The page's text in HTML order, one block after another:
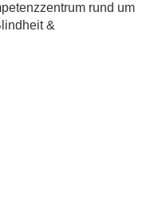
rund um
&